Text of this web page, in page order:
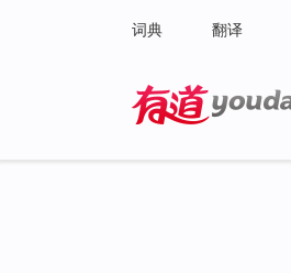
词典 翻译